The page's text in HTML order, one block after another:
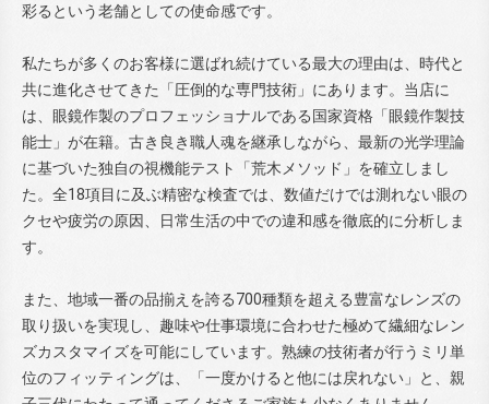
彩るという老舗としての使命感です。
私たちが多くのお客様に選ばれ続けている最大の理由は、時代と
共に進化させてきた「圧倒的な専門技術」にあります。当店に
は、眼鏡作製のプロフェッショナルである国家資格「眼鏡作製技
能士」が在籍。古き良き職人魂を継承しながら、最新の光学理論
に基づいた独自の視機能テスト「荒木メソッド」を確立しまし
た。全18項目に及ぶ精密な検査では、数値だけでは測れない眼の
クセや疲労の原因、日常生活の中での違和感を徹底的に分析しま
す。
また、地域一番の品揃えを誇る700種類を超える豊富なレンズの
取り扱いを実現し、趣味や仕事環境に合わせた極めて繊細なレン
ズカスタマイズを可能にしています。熟練の技術者が行うミリ単
位のフィッティングは、「一度かけると他には戻れない」と、親